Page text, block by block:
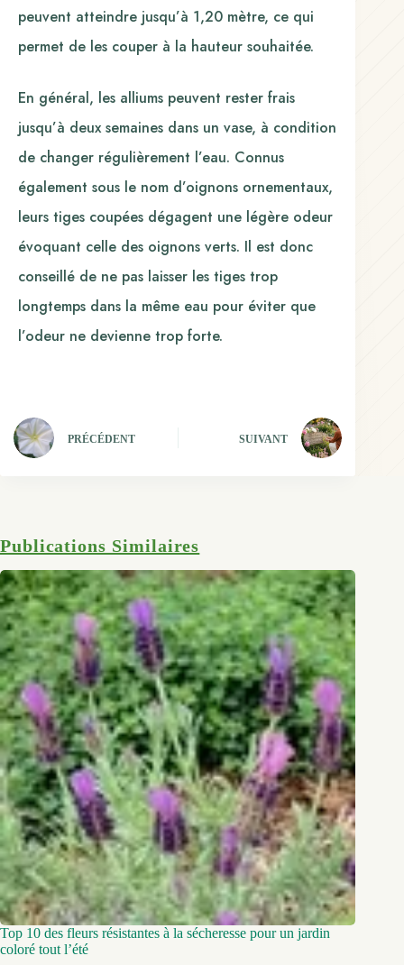
peuvent atteindre jusqu’à 1,20 mètre, ce qui
permet de les couper à la hauteur souhaitée.
En général, les alliums peuvent rester frais
jusqu’à deux semaines dans un vase, à condition
de changer régulièrement l’eau. Connus
également sous le nom d’oignons ornementaux,
leurs tiges coupées dégagent une légère odeur
évoquant celle des oignons verts. Il est donc
conseillé de ne pas laisser les tiges trop
longtemps dans la même eau pour éviter que
l’odeur ne devienne trop forte.
PRÉCÉDENT SUIVANT
Publications Similaires
Top 10 des fleurs résistantes à la sécheresse pour un jardin
coloré tout l’été